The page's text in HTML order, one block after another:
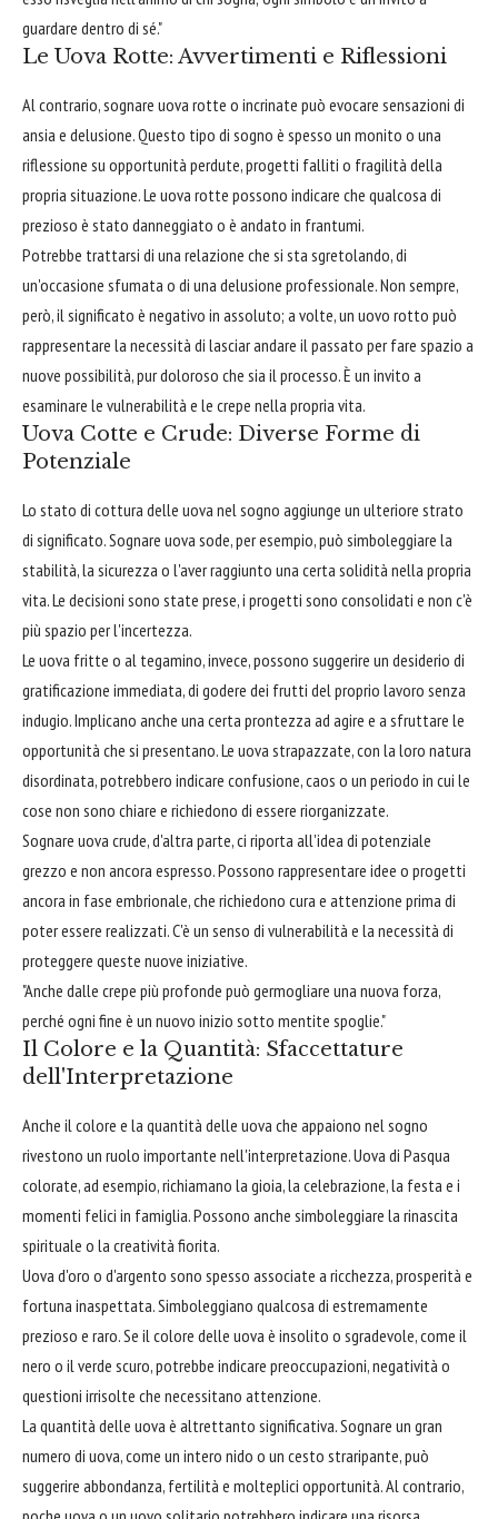
guardare dentro di sé."
Le Uova Rotte: Avvertimenti e Riflessioni
Al contrario, sognare uova rotte o incrinate può evocare sensazioni di
ansia e delusione. Questo tipo di sogno è spesso un monito o una
riflessione su opportunità perdute, progetti falliti o fragilità della
propria situazione. Le uova rotte possono indicare che qualcosa di
prezioso è stato danneggiato o è andato in frantumi.
Potrebbe trattarsi di una relazione che si sta sgretolando, di
un'occasione sfumata o di una delusione professionale. Non sempre,
però, il significato è negativo in assoluto; a volte, un uovo rotto può
rappresentare la necessità di lasciar andare il passato per fare spazio a
nuove possibilità, pur doloroso che sia il processo. È un invito a
esaminare le vulnerabilità e le crepe nella propria vita.
Uova Cotte e Crude: Diverse Forme di
Potenziale
Lo stato di cottura delle uova nel sogno aggiunge un ulteriore strato
di significato. Sognare uova sode, per esempio, può simboleggiare la
stabilità, la sicurezza o l'aver raggiunto una certa solidità nella propria
vita. Le decisioni sono state prese, i progetti sono consolidati e non c'è
più spazio per l'incertezza.
Le uova fritte o al tegamino, invece, possono suggerire un desiderio di
gratificazione immediata, di godere dei frutti del proprio lavoro senza
indugio. Implicano anche una certa prontezza ad agire e a sfruttare le
opportunità che si presentano. Le uova strapazzate, con la loro natura
disordinata, potrebbero indicare confusione, caos o un periodo in cui le
cose non sono chiare e richiedono di essere riorganizzate.
Sognare uova crude, d'altra parte, ci riporta all'idea di potenziale
grezzo e non ancora espresso. Possono rappresentare idee o progetti
ancora in fase embrionale, che richiedono cura e attenzione prima di
poter essere realizzati. C'è un senso di vulnerabilità e la necessità di
proteggere queste nuove iniziative.
"Anche dalle crepe più profonde può germogliare una nuova forza,
perché ogni fine è un nuovo inizio sotto mentite spoglie."
Il Colore e la Quantità: Sfaccettature
dell'Interpretazione
Anche il colore e la quantità delle uova che appaiono nel sogno
rivestono un ruolo importante nell'interpretazione. Uova di Pasqua
colorate, ad esempio, richiamano la gioia, la celebrazione, la festa e i
momenti felici in famiglia. Possono anche simboleggiare la rinascita
spirituale o la creatività fiorita.
Uova d'oro o d'argento sono spesso associate a ricchezza, prosperità e
fortuna inaspettata. Simboleggiano qualcosa di estremamente
prezioso e raro. Se il colore delle uova è insolito o sgradevole, come il
nero o il verde scuro, potrebbe indicare preoccupazioni, negatività o
questioni irrisolte che necessitano attenzione.
La quantità delle uova è altrettanto significativa. Sognare un gran
numero di uova, come un intero nido o un cesto straripante, può
suggerire abbondanza, fertilità e molteplici opportunità. Al contrario,